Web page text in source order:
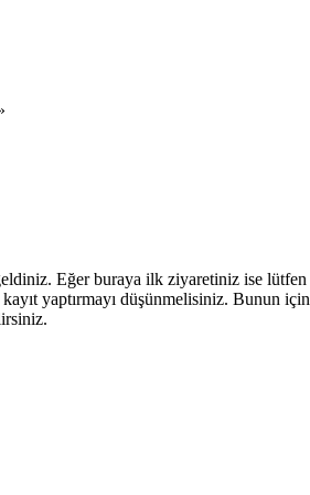
Eğer buraya ilk ziyaretiniz ise lütfen
yaptırmayı düşünmelisiniz. Bunun için